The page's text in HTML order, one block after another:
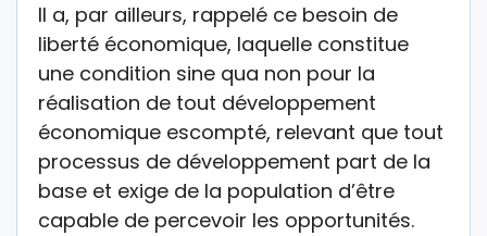
Il a, par ailleurs, rappelé ce besoin de
liberté économique, laquelle constitue
une condition sine qua non pour la
réalisation de tout développement
économique escompté, relevant que tout
processus de développement part de la
base et exige de la population d’être
capable de percevoir les opportunités.